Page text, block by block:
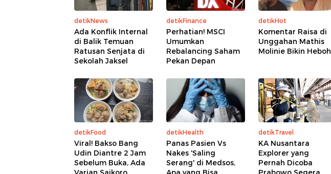
detikNews
Ada Konflik Internal
di Balik Temuan
Ratusan Senjata di
Sekolah Jaksel
detikFinance
Perhatian! MSCI
Umumkan
Rebalancing Saham
Pekan Depan
detikHot
Komentar Raisa di
Unggahan Mathis
Molinie Bikin Heboh
detikFood
Viral! Bakso Bang
Udin Diantre 2 Jam
Sebelum Buka, Ada
detikHealth
Panas Pasien Vs
Nakes 'Saling
Serang' di Medsos,
detikTravel
KA Nusantara
Explorer yang
Pernah Dicoba